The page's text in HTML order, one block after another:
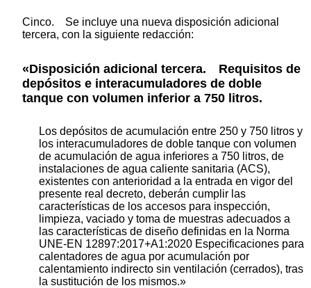
Cinco. Se incluye una nueva disposición adicional
tercera, con la siguiente redacción:
«Disposición adicional tercera. Requisitos de
depósitos e interacumuladores de doble
tanque con volumen inferior a 750 litros.
Los depósitos de acumulación entre 250 y 750 litros y
los interacumuladores de doble tanque con volumen
de acumulación de agua inferiores a 750 litros, de
instalaciones de agua caliente sanitaria (ACS),
existentes con anterioridad a la entrada en vigor del
presente real decreto, deberán cumplir las
características de los accesos para inspección,
limpieza, vaciado y toma de muestras adecuados a
las características de diseño definidas en la Norma
UNE-EN 12897:2017+A1:2020 Especificaciones para
calentadores de agua por acumulación por
calentamiento indirecto sin ventilación (cerrados), tras
la sustitución de los mismos.»